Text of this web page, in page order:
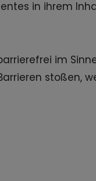
in ihrem
im
stoßen,